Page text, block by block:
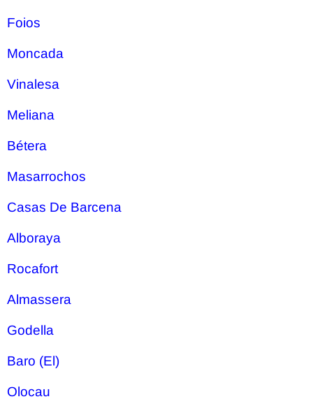
Foios
Moncada
Vinalesa
Meliana
Bétera
Masarrochos
Casas De Barcena
Alboraya
Rocafort
Almassera
Godella
Baro (El)
Olocau